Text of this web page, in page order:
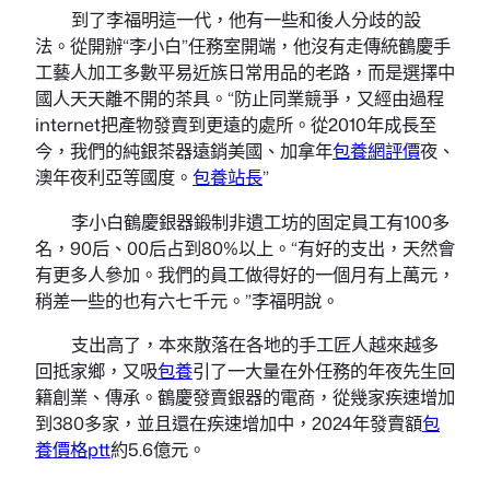
到了李福明這一代，他有一些和後人分歧的設
法。從開辦“李小白”任務室開端，他沒有走傳統鶴慶手
工藝人加工多數平易近族日常用品的老路，而是選擇中
國人天天離不開的茶具。“防止同業競爭，又經由過程
internet把產物發賣到更遠的處所。從2010年成長至
今，我們的純銀茶器遠銷美國、加拿年包養網評價夜、
澳年夜利亞等國度。 包養站長”
李小白鶴慶銀器鍛制非遺工坊的固定員工有100多
名，90后、00后占到80%以上。“有好的支出，天然會
有更多人參加。我們的員工做得好的一個月有上萬元，
稍差一些的也有六七千元。”李福明說。
支出高了，本來散落在各地的手工匠人越來越多
回抵家鄉，又吸包養引了一大量在外任務的年夜先生回
籍創業、傳承。鶴慶發賣銀器的電商，從幾家疾速增加
到380多家，並且還在疾速增加中，2024年發賣額包
養價格ptt約5.6億元。